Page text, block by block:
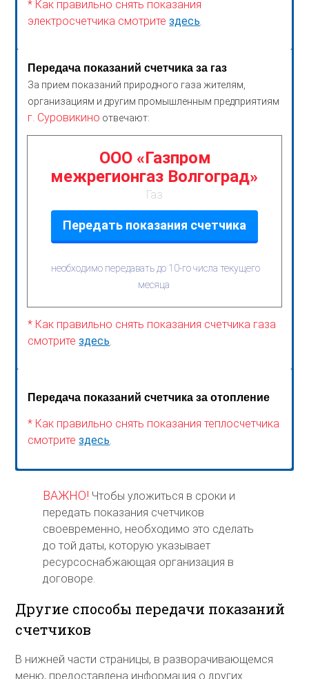
* Как правильно снять показания
электросчетчика смотритездесь
Передача показаний счетчика за газ
За прием показаний природного газа жителям,
организациям и другим промышленным предприятиям
г. Суровикино отвечают:
ООО «Газпром
межрегионгаз Волгоград»
Газ
Передать показания счетчика
необходимо передавать до 10-го числа текущего
месяца
* Как правильно снять показания счетчика газа
смотритездесь
Передача показаний счетчика за отопление
* Как правильно снять показания теплосчетчика
смотритездесь
ВАЖНО! Чтобы уложиться в сроки и
передать показания счетчиков
своевременно, необходимо это сделать
до той даты, которую указывает
ресурсоснабжающая организация в
договоре.
Другие способы передачи показаний
счетчиков
В нижней части страницы, в разворачивающемся
меню, предоставлена информация о других